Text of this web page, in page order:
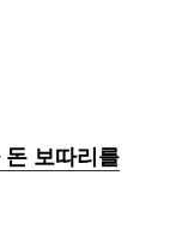
보따리를